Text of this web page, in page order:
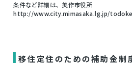
条件など詳細は、美作市役所
http://www.city.mimasaka.lg.jp/
移住定住のための補助金制